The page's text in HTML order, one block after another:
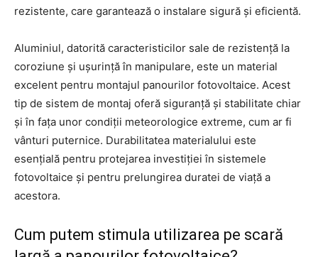
rezistente, care garantează o instalare sigură și eficientă.
Aluminiul, datorită caracteristicilor sale de rezistență la
coroziune și ușurință în manipulare, este un material
excelent pentru montajul panourilor fotovoltaice. Acest
tip de sistem de montaj oferă siguranță și stabilitate chiar
și în fața unor condiții meteorologice extreme, cum ar fi
vânturi puternice. Durabilitatea materialului este
esențială pentru protejarea investiției în sistemele
fotovoltaice și pentru prelungirea duratei de viață a
acestora.
Cum putem stimula utilizarea pe scară